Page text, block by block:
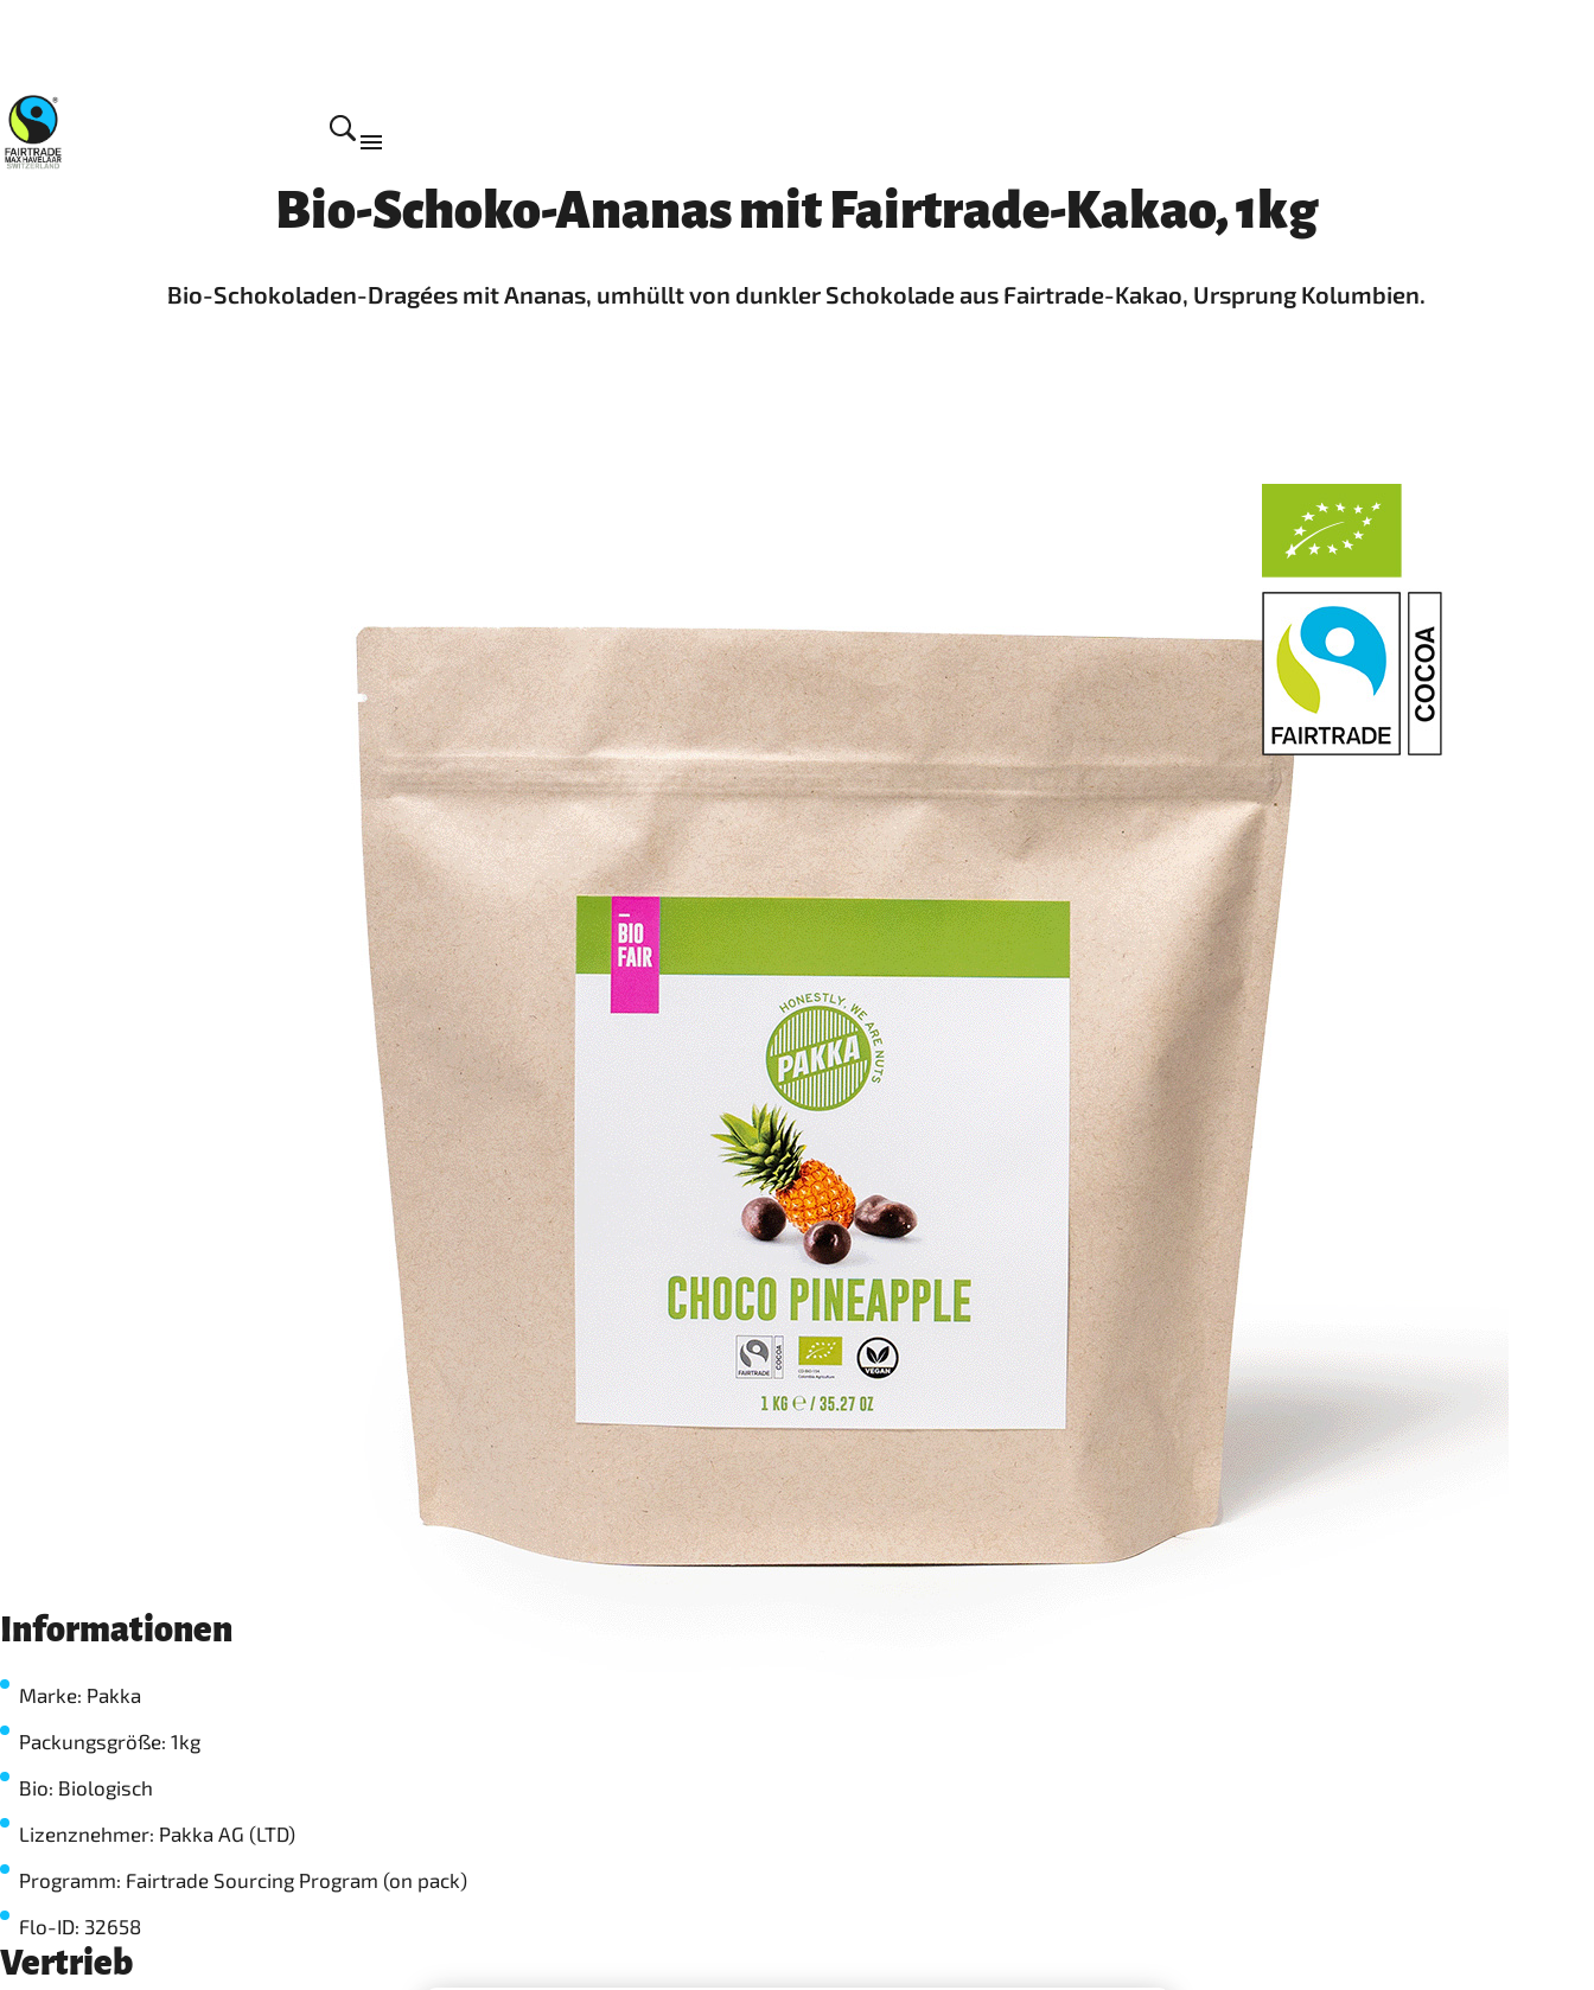
Home
Bio-Schoko-Ananas mit Fairtrade-Kakao, 1kg
Bio-Schokoladen-Dragées mit Ananas, umhüllt von dunkler Schokolade aus Fairtrade-Kakao, Ursprung Kolumbien.
Informationen
Marke: Pakka
Packungsgröße: 1kg
Bio: Biologisch
Lizenznehmer: Pakka AG (LTD)
Programm: Fairtrade Sourcing Program (on pack)
Flo-ID: 32658
Vertrieb